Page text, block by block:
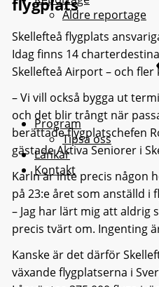
Äldre reportage
Program
Tipsa oss
Länkar
Kontakt
flygplats
Skellefteå flygplats
Idag finns 14
Skellefteå Airport – och
– Vi vill också bygga ut
och det blir trångt när
berättade flygplatschefen
gästade Aktiva Seniorer i
Karln är inte precis någon
på 23:e året som anställd i
– Jag har lärt mig att aldrig
precis tvärt om. Ingenting
Kanske är det därför
växande flygplatserna i